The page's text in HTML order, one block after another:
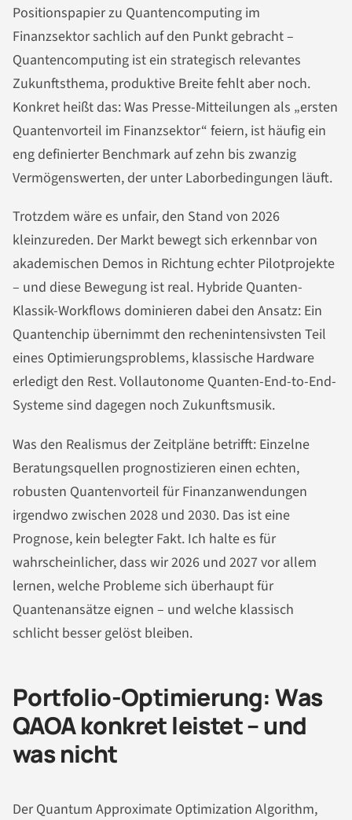
Positionspapier zu Quantencomputing im
Finanzsektor sachlich auf den Punkt gebracht –
Quantencomputing ist ein strategisch relevantes
Zukunftsthema, produktive Breite fehlt aber noch.
Konkret heißt das: Was Presse-Mitteilungen als „ersten
Quantenvorteil im Finanzsektor“ feiern, ist häufig ein
eng definierter Benchmark auf zehn bis zwanzig
Vermögenswerten, der unter Laborbedingungen läuft.
Trotzdem wäre es unfair, den Stand von 2026
kleinzureden. Der Markt bewegt sich erkennbar von
akademischen Demos in Richtung echter Pilotprojekte
– und diese Bewegung ist real. Hybride Quanten-
Klassik-Workflows dominieren dabei den Ansatz: Ein
Quantenchip übernimmt den rechenintensivsten Teil
eines Optimierungsproblems, klassische Hardware
erledigt den Rest. Vollautonome Quanten-End-to-End-
Systeme sind dagegen noch Zukunftsmusik.
Was den Realismus der Zeitpläne betrifft: Einzelne
Beratungsquellen prognostizieren einen echten,
robusten Quantenvorteil für Finanzanwendungen
irgendwo zwischen 2028 und 2030. Das ist eine
Prognose, kein belegter Fakt. Ich halte es für
wahrscheinlicher, dass wir 2026 und 2027 vor allem
lernen, welche Probleme sich überhaupt für
Quantenansätze eignen – und welche klassisch
schlicht besser gelöst bleiben.
Portfolio-Optimierung: Was
QAOA konkret leistet – und
was nicht
Der Quantum Approximate Optimization Algorithm,